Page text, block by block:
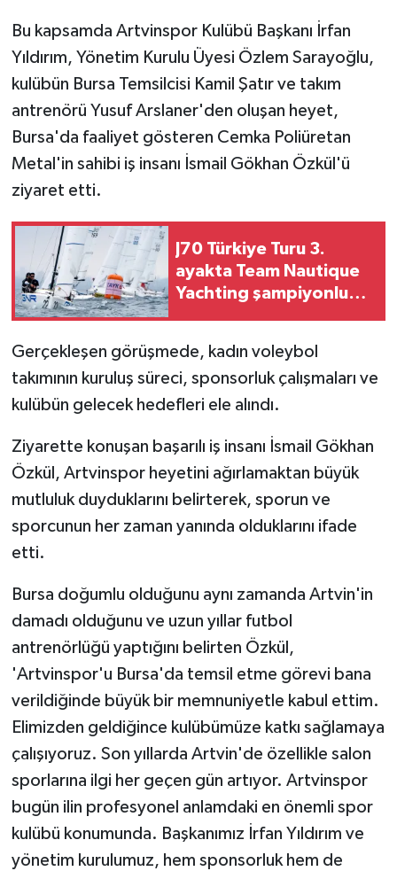
Bu kapsamda Artvinspor Kulübü Başkanı İrfan
Yıldırım, Yönetim Kurulu Üyesi Özlem Sarayoğlu,
kulübün Bursa Temsilcisi Kamil Şatır ve takım
antrenörü Yusuf Arslaner'den oluşan heyet,
Bursa'da faaliyet gösteren Cemka Poliüretan
Metal'in sahibi iş insanı İsmail Gökhan Özkül'ü
ziyaret etti.
J70 Türkiye Turu 3.
ayakta Team Nautique
Yachting şampiyonluğu
Gerçekleşen görüşmede, kadın voleybol
takımının kuruluş süreci, sponsorluk çalışmaları ve
kulübün gelecek hedefleri ele alındı.
Ziyarette konuşan başarılı iş insanı İsmail Gökhan
Özkül, Artvinspor heyetini ağırlamaktan büyük
mutluluk duyduklarını belirterek, sporun ve
sporcunun her zaman yanında olduklarını ifade
etti.
Bursa doğumlu olduğunu aynı zamanda Artvin'in
damadı olduğunu ve uzun yıllar futbol
antrenörlüğü yaptığını belirten Özkül,
'Artvinspor'u Bursa'da temsil etme görevi bana
verildiğinde büyük bir memnuniyetle kabul ettim.
Elimizden geldiğince kulübümüze katkı sağlamaya
çalışıyoruz. Son yıllarda Artvin'de özellikle salon
sporlarına ilgi her geçen gün artıyor. Artvinspor
bugün ilin profesyonel anlamdaki en önemli spor
kulübü konumunda. Başkanımız İrfan Yıldırım ve
yönetim kurulumuz, hem sponsorluk hem de